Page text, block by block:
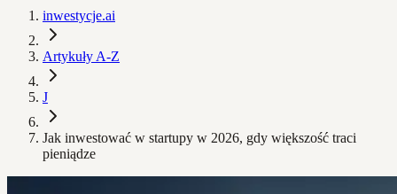
inwestycje.ai
Artykuły A-Z
J
Jak inwestować w startupy w 2026, gdy większość traci
pieniądze